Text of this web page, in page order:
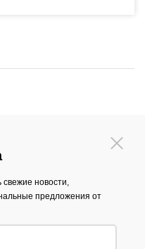
свежие новости,
предложения от